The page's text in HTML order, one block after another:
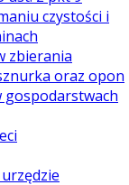
czystości i
zbierania
oraz opon
gospodarstwach